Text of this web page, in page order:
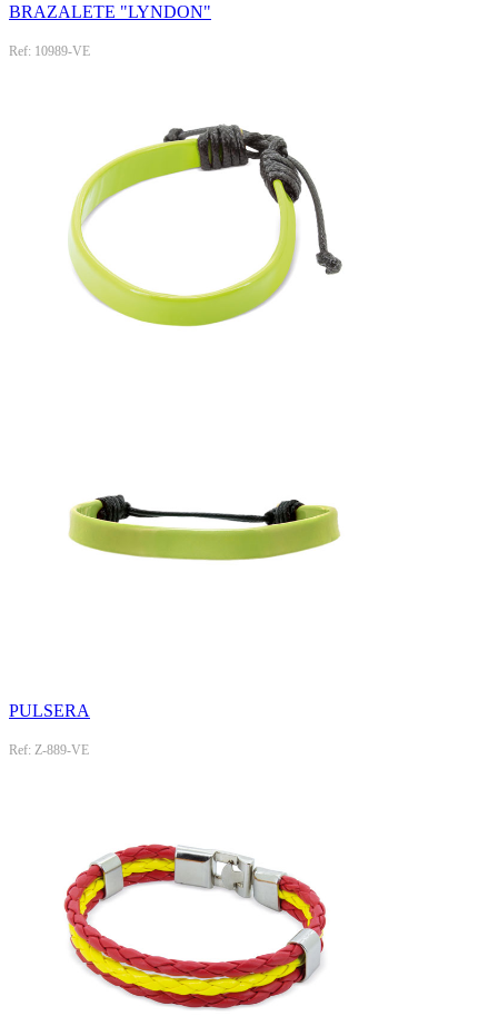
BRAZALETE "LYNDON"
Ref: 10989-VE
PULSERA
Ref: Z-889-VE